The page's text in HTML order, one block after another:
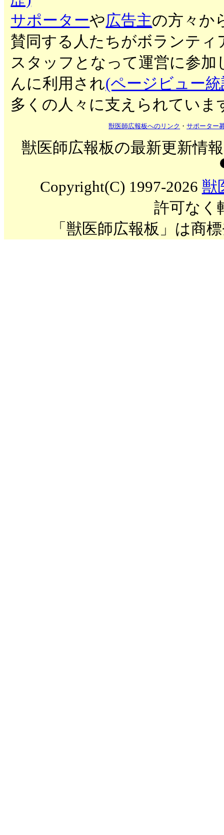
サポーターや広告主の方々か
賛同する人たちがボランティ
スタッフとなって運営に参加
んに利用され(ページビュー
多くの人々に支えられていま
獣医師広報板へのリンク ・サポーター
獣医師広報板の最新更新情
Copyright(C) 1997-2026 獣
許可なく
「獣医師広報板」は商